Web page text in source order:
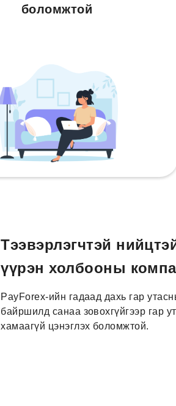
боломжтой
Тээвэрлэгчтэй
үүрэн холбооны
PayForex-ийн гадаад дахь гар
байршилд санаа зовохгүйгээр гар
хамаагүй цэнэглэх боломжтой.